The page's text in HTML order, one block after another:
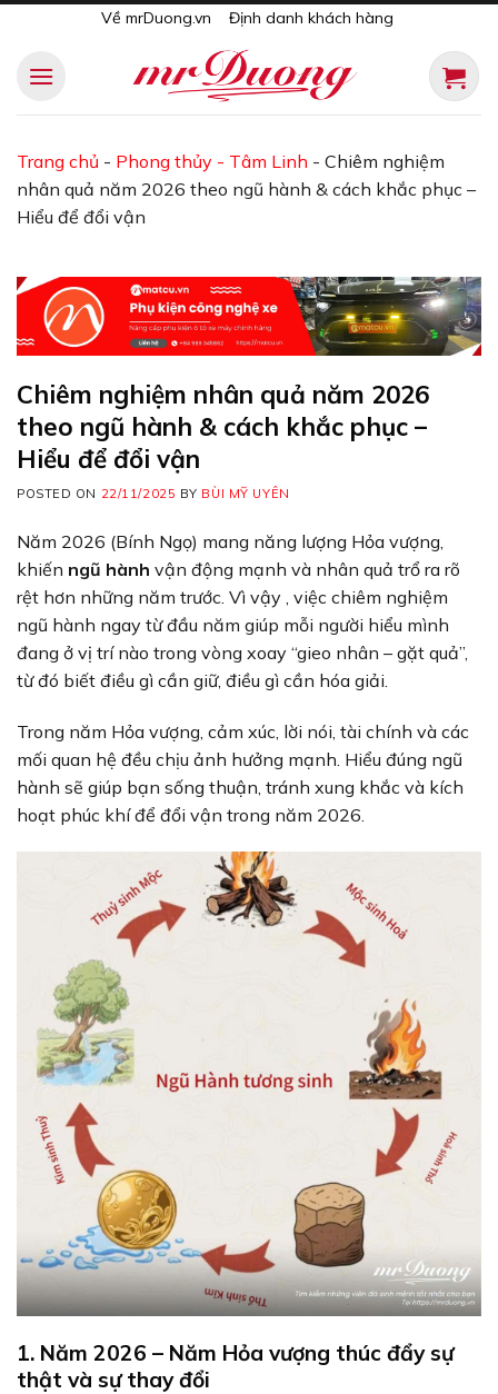
content
Về mrDuong.vn Định danh khách hàng
Trang chủ - Phong thủy - Tâm Linh - Chiêm nghiệm
nhân quả năm 2026 theo ngũ hành & cách khắc phục –
Hiểu để đổi vận
Chiêm nghiệm nhân quả năm 2026
theo ngũ hành & cách khắc phục –
Hiểu để đổi vận
POSTED ON 22/11/2025 BY BÙI MỸ UYÊN
Năm 2026 (Bính Ngọ) mang năng lượng Hỏa vượng,
khiến ngũ hành vận động mạnh và nhân quả trổ ra rõ
rệt hơn những năm trước. Vì vậy , việc chiêm nghiệm
ngũ hành ngay từ đầu năm giúp mỗi người hiểu mình
đang ở vị trí nào trong vòng xoay “gieo nhân – gặt quả”,
từ đó biết điều gì cần giữ, điều gì cần hóa giải.
Trong năm Hỏa vượng, cảm xúc, lời nói, tài chính và các
mối quan hệ đều chịu ảnh hưởng mạnh. Hiểu đúng ngũ
hành sẽ giúp bạn sống thuận, tránh xung khắc và kích
hoạt phúc khí để đổi vận trong năm 2026.
1. Năm 2026 – Năm Hỏa vượng thúc đẩy sự
thật và sự thay đổi